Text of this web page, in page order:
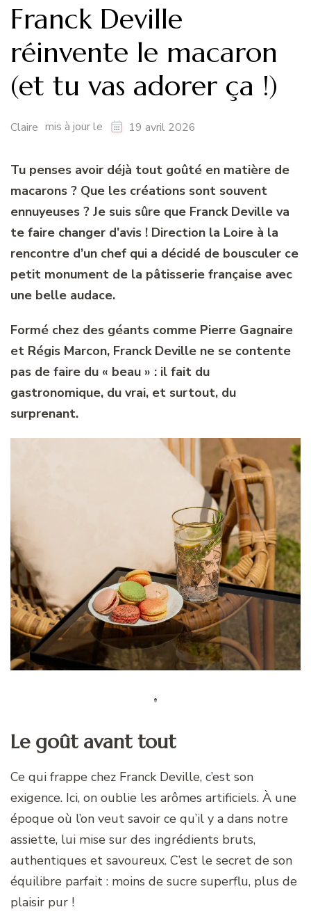
Franck Deville
réinvente le macaron
(et tu vas adorer ça !)
Claire mis à jour le 19 avril 2026
Tu penses avoir déjà tout goûté en matière de
macarons ? Que les créations sont souvent
ennuyeuses ? Je suis sûre que Franck Deville va
te faire changer d’avis ! Direction la Loire à la
rencontre d’un chef qui a décidé de bousculer ce
petit monument de la pâtisserie française avec
une belle audace.
Formé chez des géants comme Pierre Gagnaire
et Régis Marcon, Franck Deville ne se contente
pas de faire du « beau » : il fait du
gastronomique, du vrai, et surtout, du
surprenant.
Le goût avant tout
Ce qui frappe chez Franck Deville, c’est son
exigence. Ici, on oublie les arômes artificiels. À une
époque où l’on veut savoir ce qu’il y a dans notre
assiette, lui mise sur des ingrédients bruts,
authentiques et savoureux. C’est le secret de son
équilibre parfait : moins de sucre superflu, plus de
plaisir pur !